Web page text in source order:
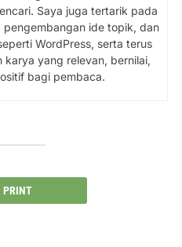
Saya juga tertarik pada
ide topik, dan
WordPress, serta terus
karya yang relevan, bernilai,
bagi pembaca.
PRINT